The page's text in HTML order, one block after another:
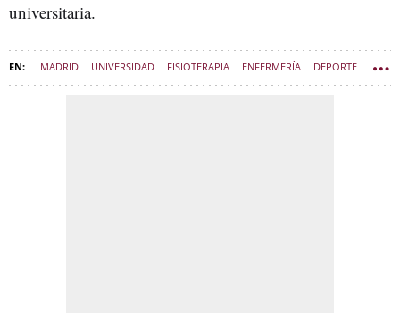
universitaria.
MADRID UNIVERSIDAD FISIOTERAPIA ENFERMERÍA DEPORTE